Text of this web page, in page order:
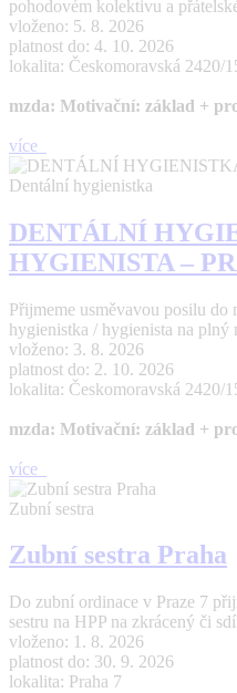
pohodovém kolektivu a
vloženo: 5. 8. 2026
platnost do: 4. 10. 2026
lokalita: Českomoravská 2420/
mzda: Motivační: základ +
více
Dentální hygienistka
DENTÁLNÍ
HYGIENISTA –
Přijmeme usměvavou posilu do
hygienistka / hygienista na plný
vloženo: 3. 8. 2026
platnost do: 2. 10. 2026
lokalita: Českomoravská 2420/
mzda: Motivační: základ +
více
Zubní sestra
Zubní sestra Praha
Do zubní ordinace v Praze 7
sestru na HPP na zkrácený či
vloženo: 1. 8. 2026
platnost do: 30. 9. 2026
lokalita: Praha 7